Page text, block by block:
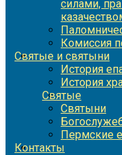
силами,
Комиссия
Святые и святыни
История
История
Святые
Святыни
Пермские
Контакты